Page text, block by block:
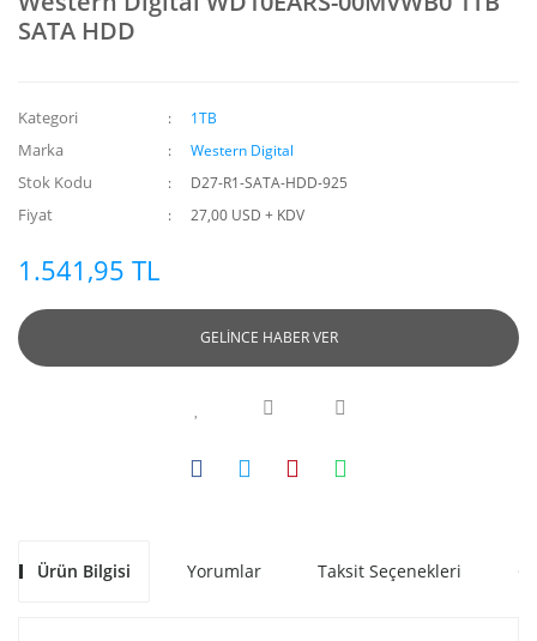
SATA HDD
Kategori 1TB
Marka Western Digital
Stok Kodu D27-R1-SATA-HDD-925
Fiyat 27,00 USD + KDV
1.541,95 TL
GELİNCE HABER VER
Ürün Bilgisi Yorumlar Taksit Seçenekleri